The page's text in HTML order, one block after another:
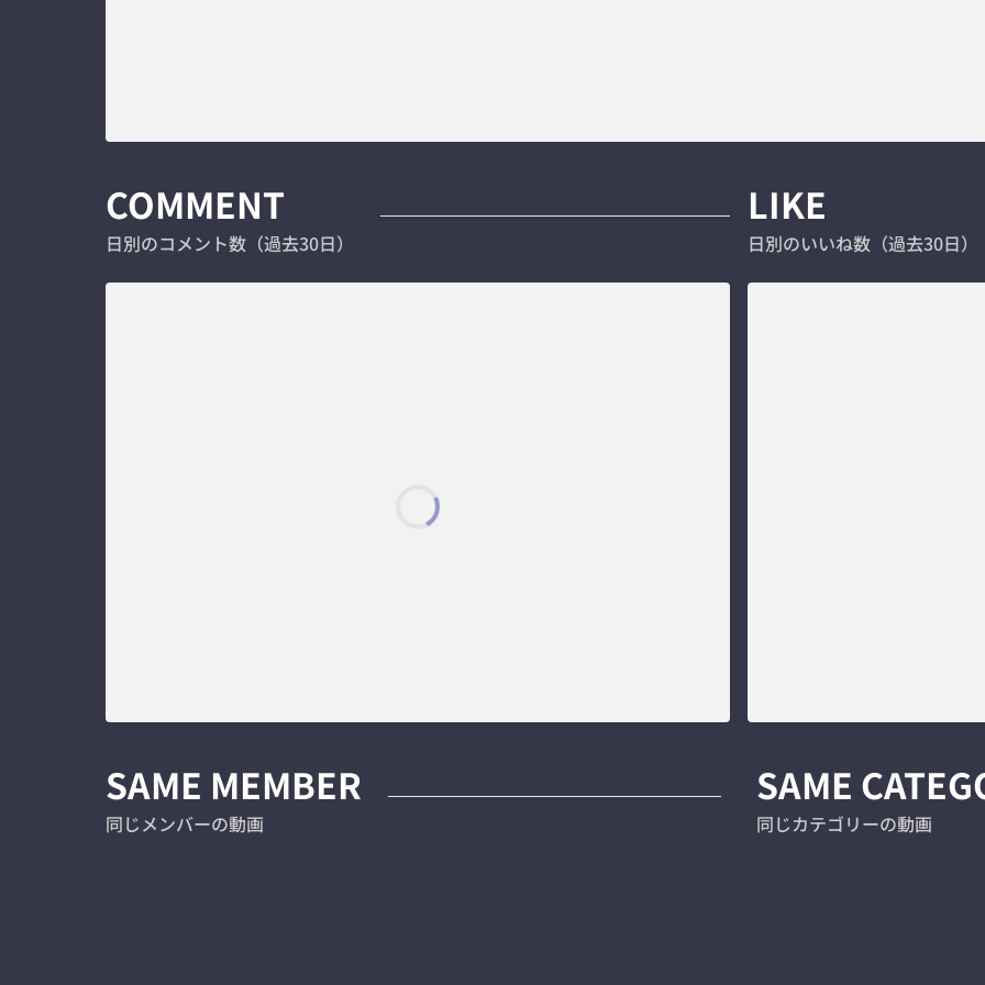
COMMENT
日別のコメント数（過去30日）
LIKE
日別のいいね数（過去30日）
SAME MEMBER
同じメンバーの動画
SAME
同じカテゴリーの動画